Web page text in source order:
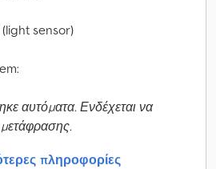
sensor)
αυτόματα. Ενδέχεται να
πληροφορίες